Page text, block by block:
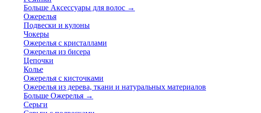
Больше Аксессуары для волос →
Ожерелья
Подвески и кулоны
Чокеры
Ожерелья с кристаллами
Ожерелья из бисера
Цепочки
Колье
Ожерелья с кисточками
Ожерелья из дерева, ткани и натуральных материалов
Больше Ожерелья →
Серьги